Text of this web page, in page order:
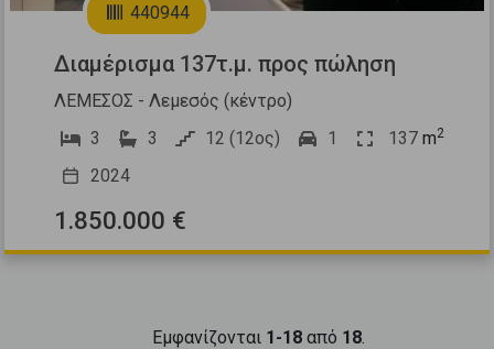
440944
Διαμέρισμα 137τ.μ. προς πώληση
ΛΕΜΕΣΟΣ - Λεμεσός (κέντρο)
3
3 12 (12ος) 1 137 m2
2024
1.850.000 €
Εμφανίζονται 1-18από 18.